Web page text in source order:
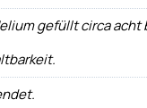
gefüllt circa